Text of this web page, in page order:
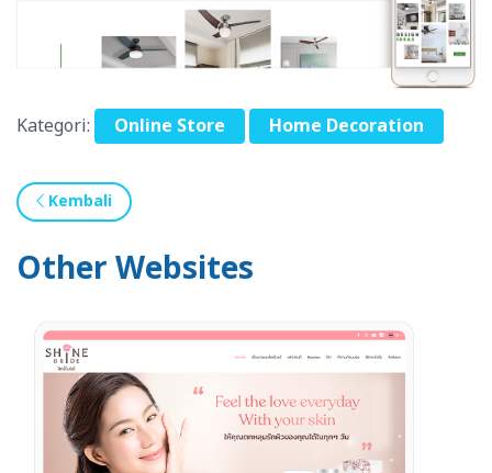
Kategori: Online Store Home Decoration
Kembali
Other Websites